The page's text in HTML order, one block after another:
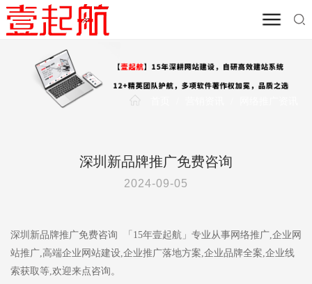
深圳新品牌推广免费咨询
2024-09-05
深圳新品牌推广免费咨询 「15年壹起航」专业从事网络推广,企业网
站推广,高端企业网站建设,企业推广落地方案,企业品牌全案,企业线
索获取等,欢迎来点咨询。